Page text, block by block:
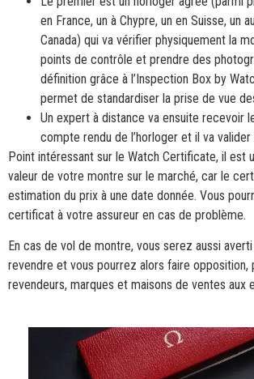
en France, un à Chypre, un en Suisse, un
Canada) qui va vérifier physiquement la
points de contrôle et prendre des
définition grâce à l’Inspection Box by
permet de standardiser la prise de vue
Un expert à distance va ensuite recevoir
compte rendu de l’horloger et il va
Point intéressant sur le Watch Certificate, il est
valeur de votre montre sur le marché, car le
estimation du prix à une date donnée. Vous
certificat à votre assureur en cas de problème.
En cas de vol de montre, vous serez aussi
revendre et vous pourrez alors faire opposition,
revendeurs, marques et maisons de ventes aux